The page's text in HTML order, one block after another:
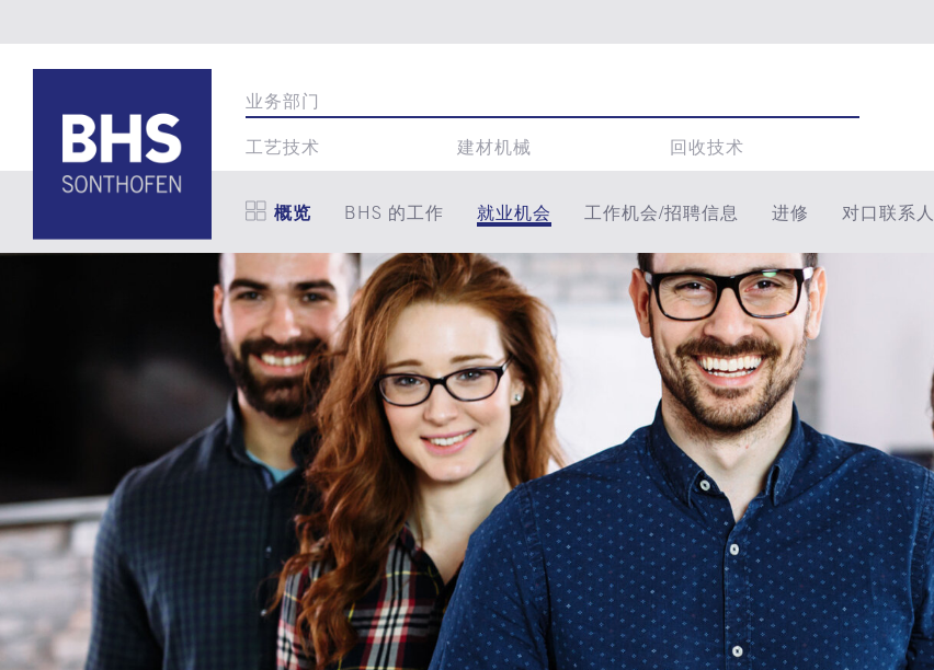
业务部门
工艺技术 建材机械 回收技术
概览 BHS 的工作 就业机会 工作机会/招聘信息 进修 对口联系人